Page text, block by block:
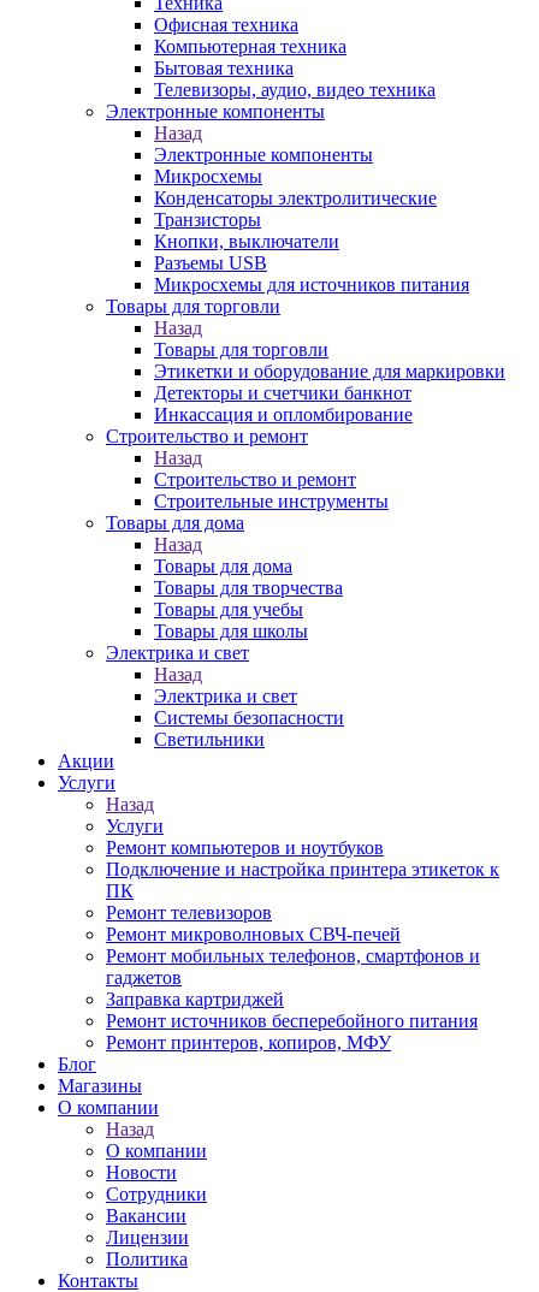
Офисная техника
Компьютерная техника
Бытовая техника
Телевизоры, аудио, видео техника
Электронные компоненты
Назад
Электронные компоненты
Микросхемы
Конденсаторы электролитические
Транзисторы
Кнопки, выключатели
Разъемы USB
Микросхемы для источников питания
Товары для торговли
Назад
Товары для торговли
Этикетки и оборудование для маркировки
Детекторы и счетчики банкнот
Инкассация и опломбирование
Строительство и ремонт
Назад
Строительство и ремонт
Строительные инструменты
Товары для дома
Назад
Товары для дома
Товары для творчества
Товары для учебы
Товары для школы
Электрика и свет
Назад
Электрика и свет
Системы безопасности
Светильники
Акции
Услуги
Назад
Услуги
Ремонт компьютеров и ноутбуков
Подключение и настройка принтера этикеток к
ПК
Ремонт телевизоров
Ремонт микроволновых СВЧ-печей
Ремонт мобильных телефонов, смартфонов и
гаджетов
Заправка картриджей
Ремонт источников бесперебойного питания
Ремонт принтеров, копиров, МФУ
Блог
Магазины
О компании
Назад
О компании
Новости
Сотрудники
Вакансии
Лицензии
Политика
Контакты